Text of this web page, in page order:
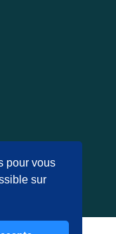
pour vous
sur
réservés.